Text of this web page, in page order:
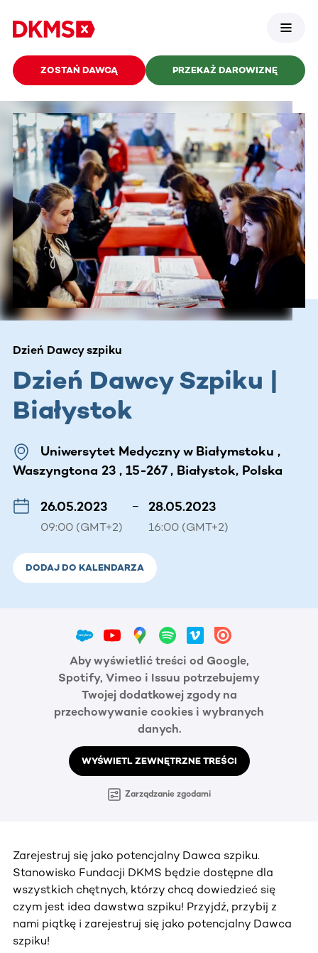
ZOSTAŃ DAWCĄ PRZEKAŻ DAROWIZNĘ
Dzień Dawcy szpiku
Dzień Dawcy Szpiku |
Białystok
Uniwersytet Medyczny w Białymstoku ,
Waszyngtona 23 , 15-267 , Białystok, Polska
26.05.2023
09:00 (GMT+2)
– 28.05.2023
16:00 (GMT+2)
DODAJ DO KALENDARZA
Aby wyświetlić treści od Google,
Spotify, Vimeo i Issuu potrzebujemy
Twojej dodatkowej zgody na
przechowywanie cookies i wybranych
danych.
WYŚWIETL ZEWNĘTRZNE TREŚCI
Zarządzanie zgodami
Zarejestruj się jako potencjalny Dawca szpiku.
Stanowisko Fundacji DKMS będzie dostępne dla
wszystkich chętnych, którzy chcą dowiedzieć się
czym jest idea dawstwa szpiku! Przyjdź, przybij z
nami piątkę i zarejestruj się jako potencjalny Dawca
szpiku!